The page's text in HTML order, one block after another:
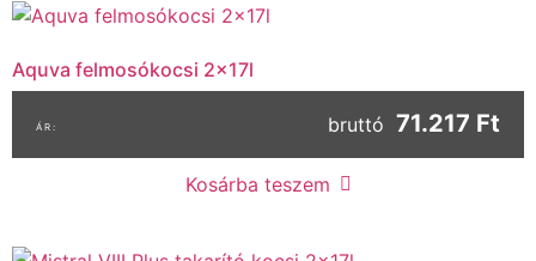
Aquva felmosókocsi 2x17l
bruttó 71.217 Ft
Kosárba teszem